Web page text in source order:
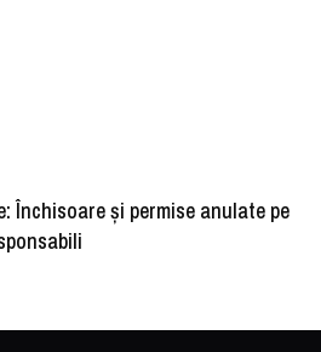
Închisoare și permise anulate pe